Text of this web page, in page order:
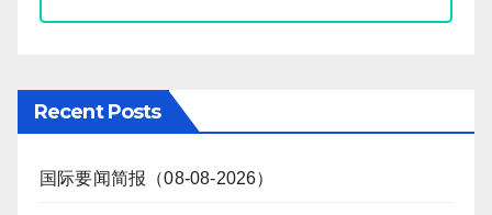
Recent Posts
国际要闻简报（08-08-2026）